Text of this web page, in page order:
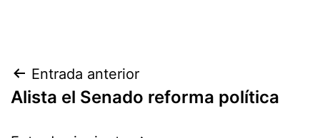
Navegación
de
Entrada anterior
Alista el Senado reforma política